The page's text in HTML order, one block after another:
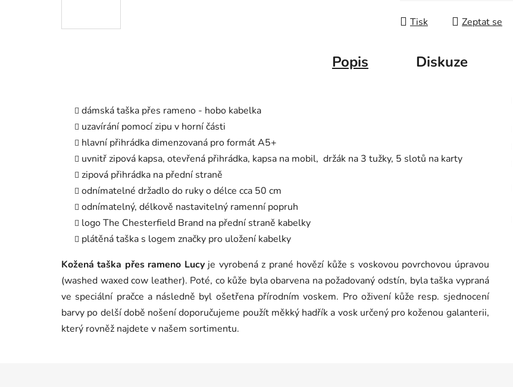
Tisk Zeptat se
Popis Diskuze
dámská taška přes rameno - hobo kabelka
uzavírání pomocí zipu v horní části
hlavní přihrádka dimenzovaná pro formát A5+
uvnitř zipová kapsa, otevřená přihrádka, kapsa na mobil, držák na 3 tužky, 5 slotů na karty
zipová přihrádka na přední straně
odnímatelné držadlo do ruky o délce cca 50 cm
odnímatelný, délkově nastavitelný ramenní popruh
logo The Chesterfield Brand na přední straně kabelky
plátěná taška s logem značky pro uložení kabelky
Kožená taška přes rameno Lucy je vyrobená z prané hovězí kůže s voskovou povrchovou úpravou
(washed waxed cow leather). Poté, co kůže byla obarvena na požadovaný odstín, byla taška vypraná
ve speciální pračce a následně byl ošetřena přírodním voskem. Pro oživení kůže resp. sjednocení
barvy po delší době nošení doporučujeme použít měkký hadřík a vosk určený pro koženou galanterii,
který rovněž najdete v našem sortimentu.